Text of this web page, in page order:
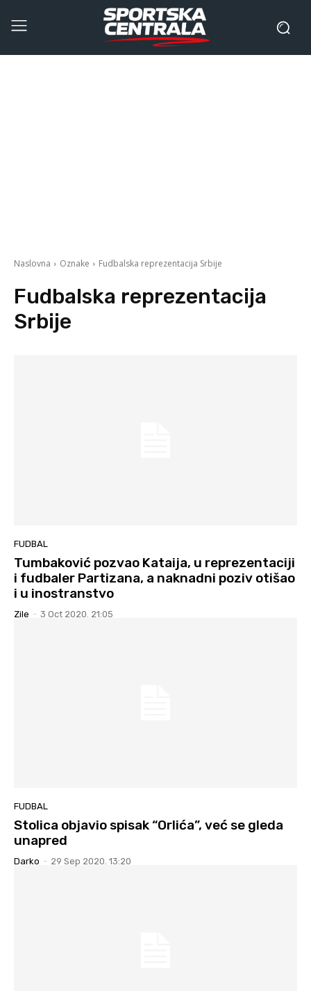
Naslovna Oznake Fudbalska reprezentacija Srbije
Fudbalska reprezentacija
Srbije
FUDBAL
Tumbaković pozvao Kataija, u reprezentaciji
i fudbaler Partizana, a naknadni poziv otišao
i u inostranstvo
Zile - 3 Oct 2020. 21:05
FUDBAL
Stolica objavio spisak “Orlića”, već se gleda
unapred
Darko - 29 Sep 2020. 13:20